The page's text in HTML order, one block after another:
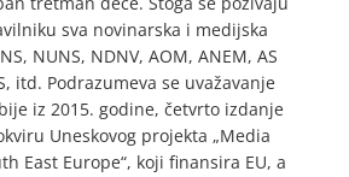
sva novinarska i medijska
NUNS, NDNV, AOM, ANEM, AS
itd. Podrazumeva se uvažavanje
iz 2015. godine, četvrto izdanje
Uneskovog projekta „Media
East Europe“, koji finansira EU, a